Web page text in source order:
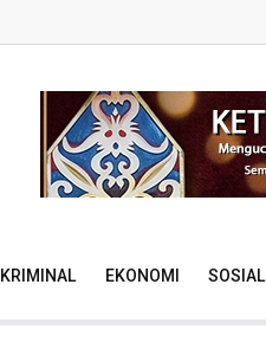
KRIMINAL EKONOMI SOSIAL